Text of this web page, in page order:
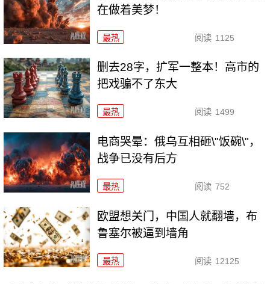
在做着美梦！
最热 阅读 1125
删去28字，扩军一整本！高市的
把戏骗不了东大
最热 阅读 1499
电商哭晕：俄乌互相砸\"饭碗\"，
战争已没有后方
最热 阅读 752
欧盟想关门，中国人就翻墙，布
鲁塞尔被逼到墙角
最热 阅读 12125